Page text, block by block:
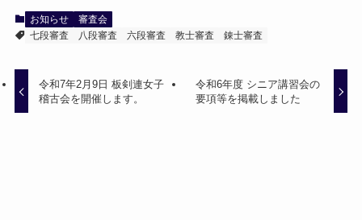
お知らせ
審査会
七段審査
八段審査 六段審査 教士審査 錬士審査
令和7年2月9日 板剣連女子
稽古会を開催します。
令和6年度 シニア講習会の
要項等を掲載しました